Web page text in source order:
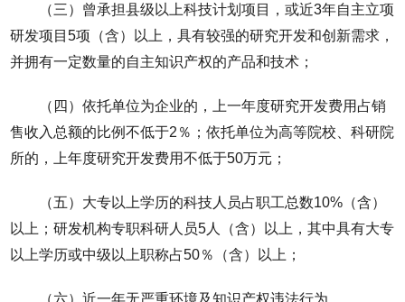
（三）曾承担县级以上科技计划项目，或近3年自主立项
研发项目5项（含）以上，具有较强的研究开发和创新需求，
并拥有一定数量的自主知识产权的产品和技术；
（四）依托单位为企业的，上一年度研究开发费用占销
售收入总额的比例不低于2％；依托单位为高等院校、科研院
所的，上年度研究开发费用不低于50万元；
（五）大专以上学历的科技人员占职工总数10%（含）
以上；研发机构专职科研人员5人（含）以上，其中具有大专
以上学历或中级以上职称占50％（含）以上；
（六）近一年无严重环境及知识产权违法行为。